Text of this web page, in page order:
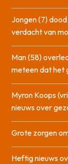
Jongen (7)
verdacht van
Man (58)
meteen dat het
Myron Koops
nieuws over
Grote zorgen
Heftig nieuws